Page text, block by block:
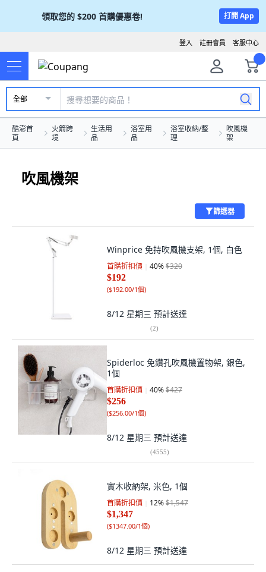
領取您的 $200 首購優惠卷! 打開 App
客服中心
註冊會員
登入
全部
酷澎首
頁
火箭跨
境
生活用
品
浴室用
品
浴室收納/整
理
吹風機
架
吹風機架
篩選器
Winprice 免持吹風機支架, 1個, 白色
首購折扣價 40%$320
$192
($192.00/1個)
8/12 星期三 預計送達
(2)
Spiderloc 免鑽孔吹風機置物架, 銀色,
1個
首購折扣價 40%$427
$256
($256.00/1個)
8/12 星期三 預計送達
(4555)
實木收納架, 米色, 1個
首購折扣價 12%$1,547
$1,347
($1347.00/1個)
8/12 星期三 預計送達